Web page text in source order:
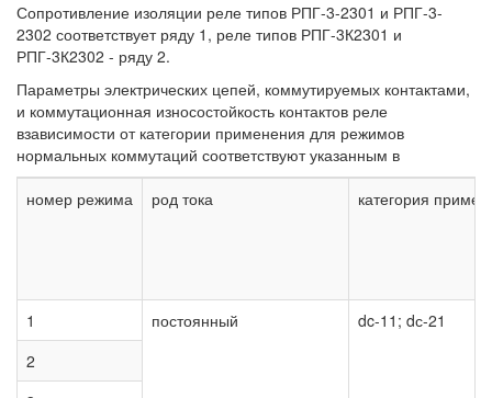
Сопротивление изоляции реле типов РПГ-3-2301 и РПГ-3-
2302 соответствует ряду 1, реле типов РПГ-3К2301 и
РПГ-3К2302 - ряду 2.
Параметры электрических цепей, коммутируемых контактами,
и коммутационная износостойкость контактов реле
взависимости от категории применения для режимов
нормальных коммутаций соответствуют указанным в
номер режима
род тока категория
1 постоянный
dc-11; dс-21
2